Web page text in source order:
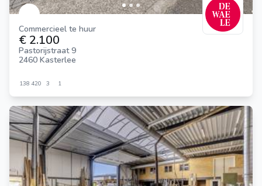
Commercieel te huur
€ 2.100
Pastorijstraat 9
2460 Kasterlee
138 420 3 1